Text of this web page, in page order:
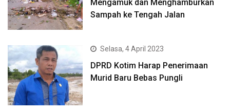
Mengamuk dan Menghamburkan
Sampah ke Tengah Jalan
Selasa, 4 April 2023
DPRD Kotim Harap Penerimaan
Murid Baru Bebas Pungli